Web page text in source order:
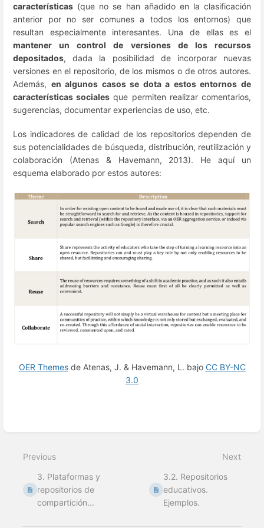
características (que no se han añadido en la clasificación
anterior por no ser comunes a todos los entornos) que
resultan especialmente interesantes. Una de ellas es el
mantener un control de versiones de los recursos
depositados, dada la posibilidad de incorporar nuevas
versiones en el repositorio, de los mismos o de otros autores.
Además, en algunos casos se dota a estos entornos de
características sociales que permiten realizar comentarios,
sugerencias, documentar experiencias de uso, etc.
Los indicadores de calidad de los repositorios dependen de
sus potencialidades de búsqueda, distribución, reutilización y
colaboración (Atenas & Havemann, 2013). He aquí un
esquema elaborado por estos autores:
OER Themesde Atenas, J. & Havemann, L. bajo CC BY-NC
3.0
mode
Previous
3. Plataformas y
repositorios de
compartición...
Next
3.2. Repositorios
educativos.
Ejemplos.